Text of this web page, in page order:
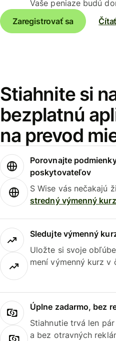
Vaše peniaze budú
Zaregistrovať sa
Stiahnite si
bezplatnú
na prevod
Porovnajte
poskytovateľov
S Wise vás nečakajú
stredný výmenný kurz
Sledujte výmenný
Uložte si svoje
mení výmenný kurz v
Úplne zadarmo, bez
Stiahnutie trvá len
a bez otravných